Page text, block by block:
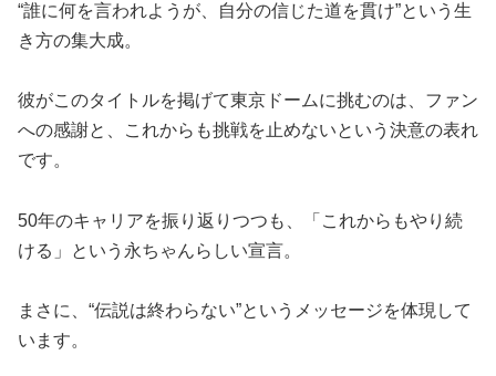
“誰に何を言われようが、自分の信じた道を貫け”という生
き方の集大成。
彼がこのタイトルを掲げて東京ドームに挑むのは、ファン
への感謝と、これからも挑戦を止めないという決意の表れ
です。
50年のキャリアを振り返りつつも、「これからもやり続
ける」という永ちゃんらしい宣言。
まさに、“伝説は終わらない”というメッセージを体現して
います。